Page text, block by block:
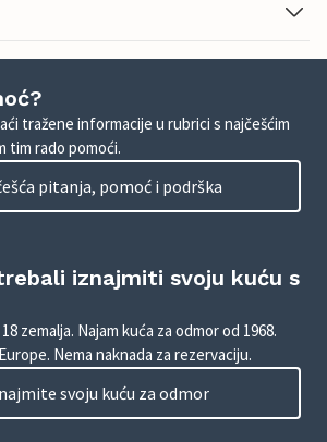
tražene informacije u rubrici s najčešćim
tim rado pomoći.
pitanja, pomoć i podrška
iznajmiti svoju kuću s
zemalja. Najam kuća za odmor od 1968.
Nema naknada za rezervaciju.
svoju kuću za odmor